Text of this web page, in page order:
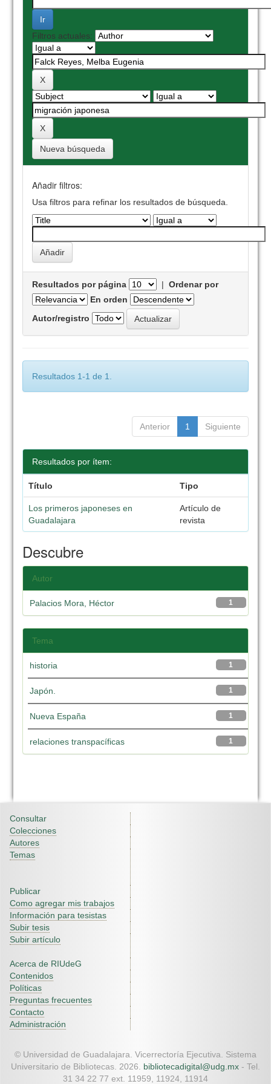
Filtros actuales:
Nueva búsqueda
Añadir filtros:
Usa filtros para refinar los resultados de búsqueda.
Resultados por página |Ordenar por
En orden
Autor/registro
Resultados 1-1 de 1.
Anterior 1 Siguiente
Resultados por ítem:
Título Tipo
Los primeros japoneses en
Guadalajara
Artículo de
revista
Descubre
Autor
1
Palacios Mora, Héctor
Tema
1
historia
1
Japón.
1
Nueva España
1
relaciones transpacíficas
Consultar
Colecciones
Autores
Temas
Publicar
Como agregar mis trabajos
Información para tesistas
Subir tesis
Subir artículo
Acerca de RIUdeG
Contenidos
Políticas
Preguntas frecuentes
Contacto
Administración
© Universidad de Guadalajara. Vicerrectoría Ejecutiva. Sistema
Universitario de Bibliotecas. 2026. bibliotecadigital@udg.mx - Tel.
31 34 22 77 ext. 11959, 11924, 11914